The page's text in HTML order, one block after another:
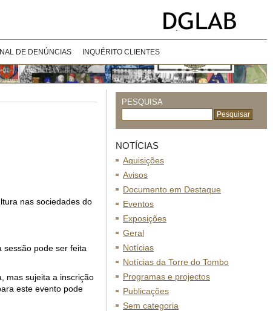
DE DENÚNCIAS INQUÉRITO CLIENTES
nas sociedades do
sessão pode ser feita
mas sujeita a inscrição
este evento pode
PESQUISA
NOTÍCIAS
Aquisições
Avisos
Documento em Destaque
Eventos
Exposições
Geral
Notícias
Notícias da Torre do Tombo
Programas e projectos
Publicações
Sem categoria